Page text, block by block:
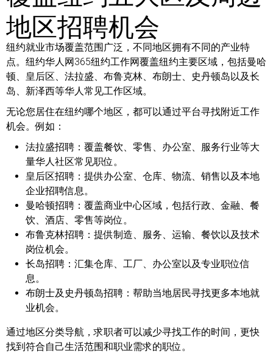
地区招聘机会
纽约就业市场覆盖范围广泛，不同地区拥有不同的产业特
点。纽约华人网365纽约工作网覆盖纽约主要区域，包括曼哈
顿、皇后区、法拉盛、布鲁克林、布朗士、史丹顿岛以及长
岛、新泽西等华人常见工作区域。
无论您居住在纽约哪个地区，都可以通过平台寻找附近工作
机会。例如：
法拉盛招聘： 覆盖餐饮、零售、办公室、服务行业等大
量华人社区常见职位。
皇后区招聘： 提供办公室、仓库、物流、销售以及本地
企业招聘信息。
曼哈顿招聘： 覆盖商业中心区域，包括行政、金融、餐
饮、酒店、零售等岗位。
布鲁克林招聘： 提供制造、服务、运输、餐饮以及技术
岗位机会。
长岛招聘： 汇集仓库、工厂、办公室以及专业职位信
息。
布朗士及史丹顿岛招聘： 帮助当地居民寻找更多本地就
业机会。
通过地区分类导航，求职者可以减少寻找工作的时间，更快
找到符合自己生活范围和职业需求的职位。